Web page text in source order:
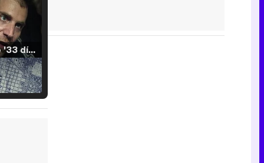
Tráiler de '33 días', la nueva serie de Atresplayer con Julián Villagrán y José Manuel Poga